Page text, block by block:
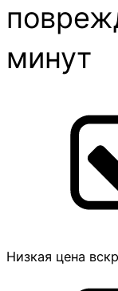
минут
Низкая цена